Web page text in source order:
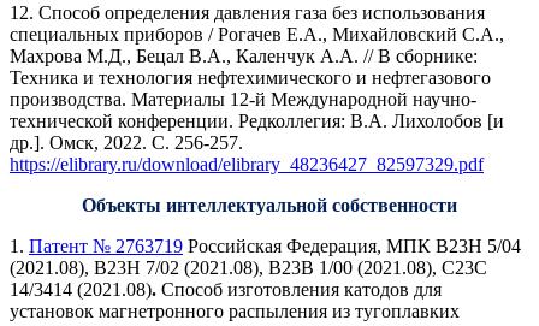
12. Способ определения давления газа без использования
специальных приборов / Рогачев Е.А., Михайловский С.А.,
Махрова М.Д., Бецал В.А., Каленчук А.А. // В сборнике:
Техника и технология нефтехимического и нефтегазового
производства. Материалы 12-й Международной научно-
технической конференции. Редколлегия: В.А. Лихолобов [и
др.]. Омск, 2022. С. 256-257.
https://elibrary.ru/download/elibrary_48236427_82597329.pdf
Объекты интеллектуальной собственности
1. Патент № 2763719 Российская Федерация, МПК B23H 5/04
(2021.08), B23H 7/02 (2021.08), B23B 1/00 (2021.08), C23C
14/3414 (2021.08). Способ изготовления катодов для
установок магнетронного распыления из тугоплавких